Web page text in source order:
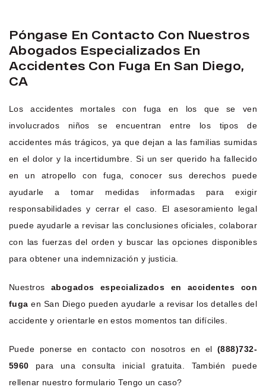
Póngase En Contacto Con Nuestros
Abogados Especializados En
Accidentes Con Fuga En San Diego,
CA
Los accidentes mortales con fuga en los que se ven
involucrados niños se encuentran entre los tipos de
accidentes más trágicos, ya que dejan a las familias sumidas
en el dolor y la incertidumbre. Si un ser querido ha fallecido
en un atropello con fuga, conocer sus derechos puede
ayudarle a tomar medidas informadas para exigir
responsabilidades y cerrar el caso. El asesoramiento legal
puede ayudarle a revisar las conclusiones oficiales, colaborar
con las fuerzas del orden y buscar las opciones disponibles
para obtener una indemnización y justicia.
Nuestros abogados especializados en accidentes con
fuga en San Diego pueden ayudarle a revisar los detalles del
accidente y orientarle en estos momentos tan difíciles.
Puede ponerse en contacto con nosotros en el(888)732-
5960 para una consulta inicial gratuita. También puede
rellenar nuestro formulario Tengo un caso?